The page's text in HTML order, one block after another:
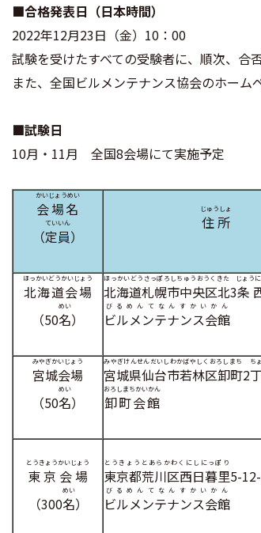
■合格発表日（日本時間）
2022年12月23日（金）10：00
試験を受けたすべての受験者に、順次、合
また、全国ビルメンテナンス協会のホーム
■試験日
10月・11月 全国8会場にて実施予定
会場名
かいじょうめい
（定員
ていいん
）
住所
じゅうしょ
北海道会場
ほっかいどうかいじょう
（50名
めい
）
北海道札幌市中央区北
ほっかいどうさっぽろしちゅうおうくきた
3条
じょう
ビルメンテナンス会館
びるめんてなんすかいかん
宮城会場
みやぎかいじょう
（50名
めい
）
宮城県仙台市若林区卸町
みやぎけんせんだいしわかばやしくおろしまち
2
ち
卸町会館
おろしまちかいかん
東京会場
とうきょうかいじょう
（300名
めい
）
東京都荒川区西日暮里
とうきょうとあらかわくにしにっぽり
5-
ビルメンテナンス会館
びるめんてなんすかいかん